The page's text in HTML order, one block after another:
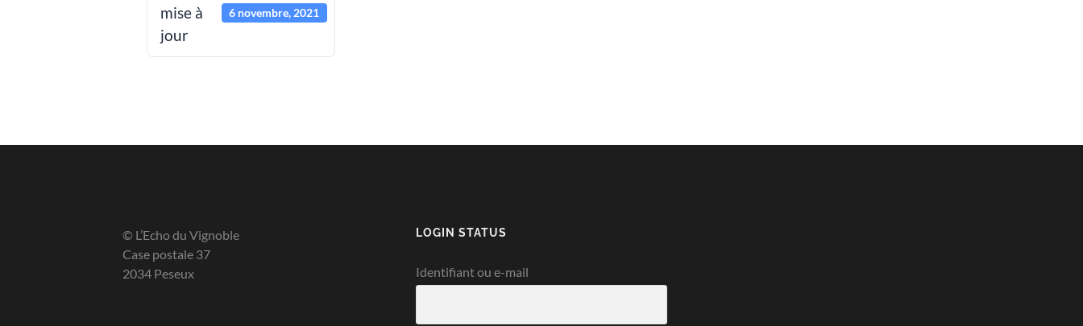
mise à
jour
6 novembre, 2021
© L’Echo du Vignoble
Case postale 37
2034 Peseux
LOGIN STATUS
Identifiant ou e-mail